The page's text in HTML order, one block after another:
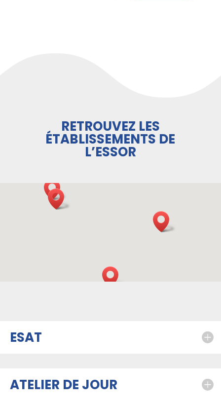
RETROUVEZ LES
ÉTABLISSEMENTS DE
L’ESSOR
ESAT
ATELIER DE JOUR